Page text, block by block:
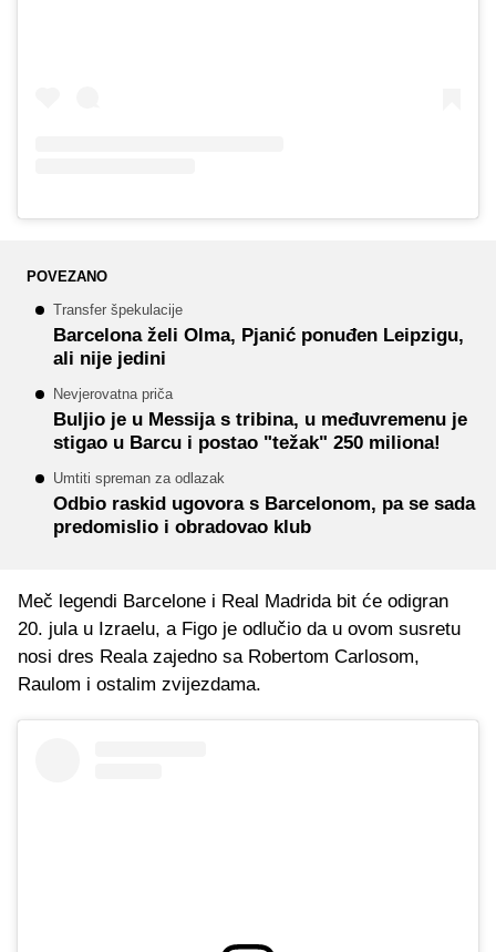
POVEZANO
Transfer špekulacije
Barcelona želi Olma, Pjanić ponuđen Leipzigu,
ali nije jedini
Nevjerovatna priča
Buljio je u Messija s tribina, u međuvremenu je
stigao u Barcu i postao "težak" 250 miliona!
Umtiti spreman za odlazak
Odbio raskid ugovora s Barcelonom, pa se sada
predomislio i obradovao klub
Meč legendi Barcelone i Real Madrida bit će odigran
20. jula u Izraelu, a Figo je odlučio da u ovom susretu
nosi dres Reala zajedno sa Robertom Carlosom,
Raulom i ostalim zvijezdama.